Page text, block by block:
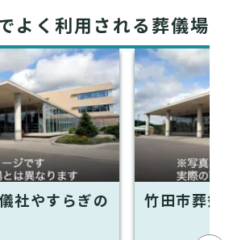
よく利用される葬儀場
社やすらぎの
竹田市葬祭